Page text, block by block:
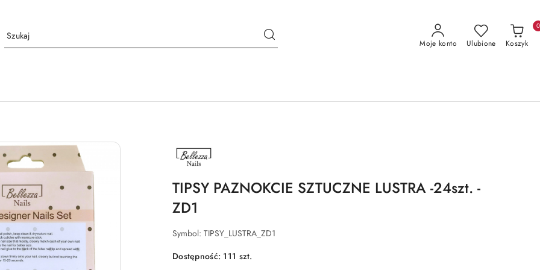
Moje konto Ulubione Koszyk
0
NAZWA
PRODUCENTA:
BELLEZZA
TIPSY PAZNOKCIE SZTUCZNE LUSTRA -24szt. -
ZD1
Symbol: TIPSY_LUSTRA_ZD1
Dostępność: 111 szt.